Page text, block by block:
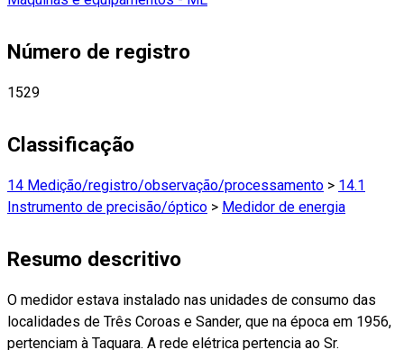
Número de registro
1529
Classificação
14 Medição/registro/observação/processamento > 14.1
Instrumento de precisão/óptico > Medidor de energia
Resumo descritivo
O medidor estava instalado nas unidades de consumo das
localidades de Três Coroas e Sander, que na época em 1956,
pertenciam à Taquara. A rede elétrica pertencia ao Sr.